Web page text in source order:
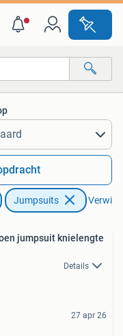
Jumpsuits
jumpsuit knielengte
Details
27 apr 26